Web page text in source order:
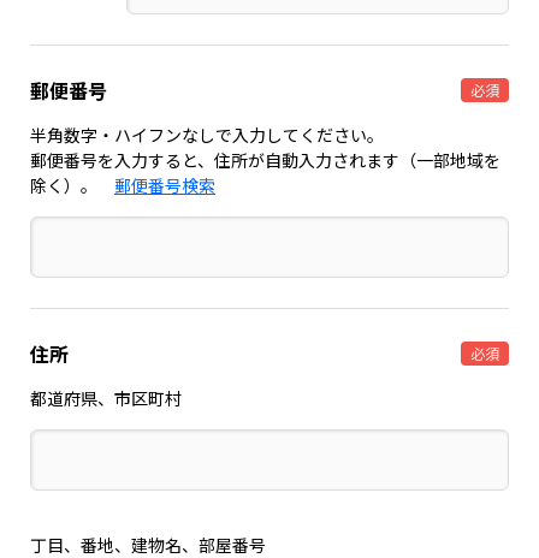
郵便番号 必須
半角数字・ハイフンなしで入力してください。
郵便番号を入力すると、住所が自動入力されます（一部地域を
除く）。 郵便番号検索
住所 必須
都道府県、市区町村
丁目、番地、建物名、部屋番号